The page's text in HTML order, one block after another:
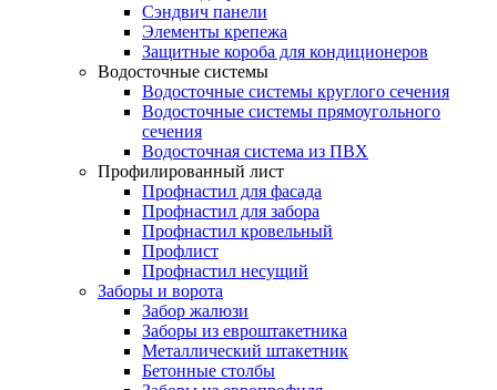
Сэндвич панели
Элементы крепежа
Защитные короба для кондиционеров
Водосточные системы
Водосточные системы круглого сечения
Водосточные системы прямоугольного
сечения
Водосточная система из ПВХ
Профилированный лист
Профнастил для фасада
Профнастил для забора
Профнастил кровельный
Профлист
Профнастил несущий
Заборы и ворота
Забор жалюзи
Заборы из евроштакетника
Металлический штакетник
Бетонные столбы